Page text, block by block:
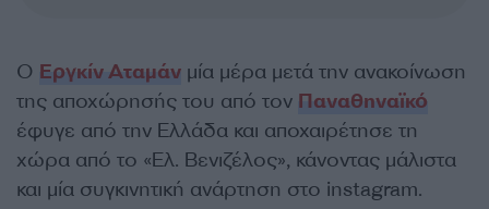
Ο Εργκίν Αταμάν μία μέρα μετά την ανακοίνωση
της αποχώρησής του από τον Παναθηναϊκό
έφυγε από την Ελλάδα και αποχαιρέτησε τη
χώρα από το «Ελ. Βενιζέλος», κάνοντας μάλιστα
και μία συγκινητική ανάρτηση στο instagram.